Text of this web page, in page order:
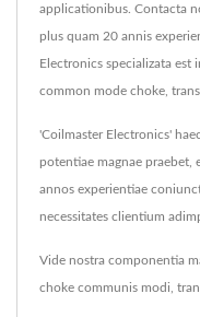
applicationibus. Contacta
plus quam 20 annis
Electronics specializata
common mode choke,
'Coilmaster Electronics'
potentiae magnae praebet,
annos experientiae
necessitates clientium
Vide nostra componentia
choke communis modi